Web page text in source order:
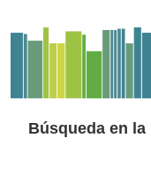
Búsqueda en